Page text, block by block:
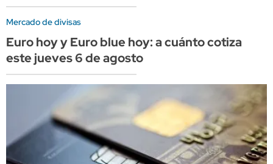
Mercado de divisas
Euro hoy y Euro blue hoy: a cuánto cotiza
este jueves 6 de agosto